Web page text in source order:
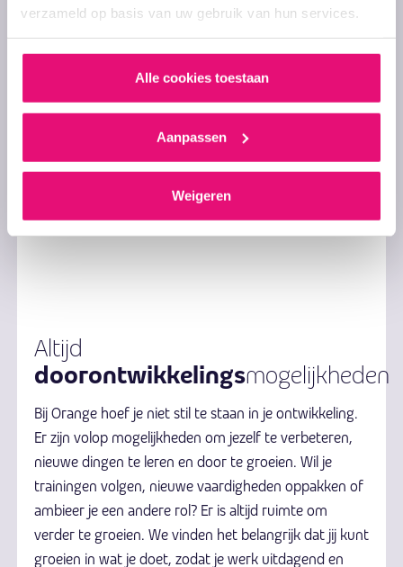
verzameld op basis van uw gebruik van hun services.
Alle cookies toestaan
Aanpassen
Weigeren
Proactief
Oplossingsgericht
Altijd
doorontwikkelingsmogelijkheden
Bij Orange hoef je niet stil te staan in je ontwikkeling.
Er zijn volop mogelijkheden om jezelf te verbeteren,
nieuwe dingen te leren en door te groeien. Wil je
trainingen volgen, nieuwe vaardigheden oppakken of
ambieer je een andere rol? Er is altijd ruimte om
verder te groeien. We vinden het belangrijk dat jij kunt
groeien in wat je doet, zodat je werk uitdagend en